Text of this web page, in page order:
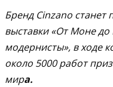
Бренд Cinzano
выставки «От Моне
модернисты», в ходе
около 5000 работ
мира.